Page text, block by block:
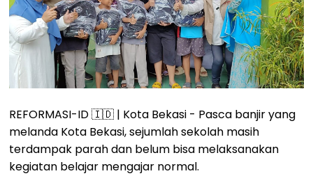
REFORMASI-ID 🇮🇩 | Kota Bekasi - Pasca banjir yang
melanda Kota Bekasi, sejumlah sekolah masih
terdampak parah dan belum bisa melaksanakan
kegiatan belajar mengajar normal.